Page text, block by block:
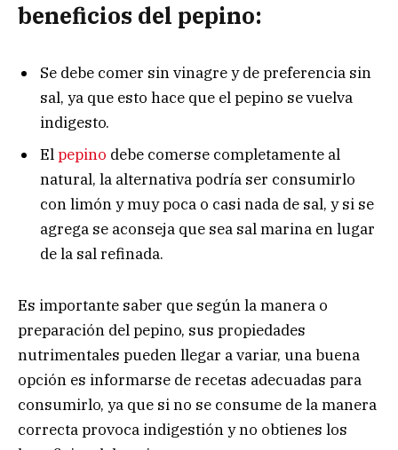
beneficios del pepino:
Se debe comer sin vinagre y de preferencia sin
sal, ya que esto hace que el pepino se vuelva
indigesto.
Elpepino debe comerse completamente al
natural, la alternativa podría ser consumirlo
con limón y muy poca o casi nada de sal, y si se
agrega se aconseja que sea sal marina en lugar
de la sal refinada.
Es importante saber que según la manera o
preparación del pepino, sus propiedades
nutrimentales pueden llegar a variar, una buena
opción es informarse de recetas adecuadas para
consumirlo, ya que si no se consume de la manera
correcta provoca indigestión y no obtienes los